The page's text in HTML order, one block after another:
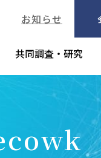
お知らせ
共同調査・研究